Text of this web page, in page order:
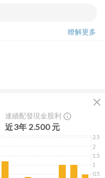
瞭解更多
close
連續配發現金股利 info_outline
近3年 2.500元
0.5
1
1.5
2
2.5